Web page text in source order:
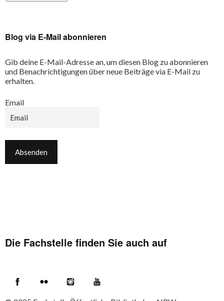
Blog via E-Mail abonnieren
Gib deine E-Mail-Adresse an, um diesen Blog zu abonnieren
und Benachrichtigungen über neue Beiträge via E-Mail zu
erhalten.
Email
Die Fachstelle finden Sie auch auf